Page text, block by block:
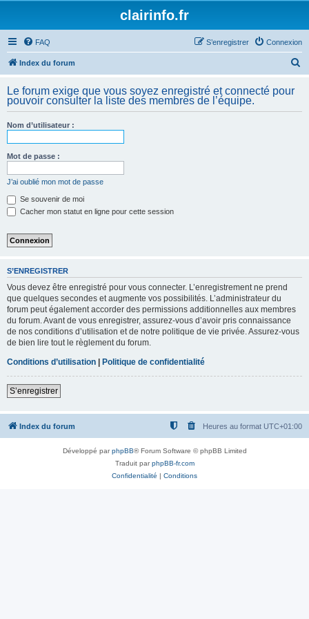
clairinfo.fr
FAQ Connexion
S’enregistrer
Index du forum
h
Le forum exige que vous soyez enregistré et connecté pour
pouvoir consulter la liste des membres de l’équipe.
Nom d’utilisateur :
Mot de passe :
J’ai oublié mon mot de passe
Se souvenir de moi
Cacher mon statut en ligne pour cette session
S’ENREGISTRER
Vous devez être enregistré pour vous connecter. L’enregistrement ne prend
que quelques secondes et augmente vos possibilités. L’administrateur du
forum peut également accorder des permissions additionnelles aux membres
du forum. Avant de vous enregistrer, assurez-vous d’avoir pris connaissance
de nos conditions d’utilisation et de notre politique de vie privée. Assurez-vous
de bien lire tout le règlement du forum.
Conditions d’utilisation | Politique de confidentialité
S’enregistrer
Index du forum Heures au format UTC+01:00
Développé parphpBB® Forum Software © phpBB Limited
Traduit parphpBB-fr.com
Confidentialité | Conditions